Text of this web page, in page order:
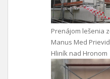
Prenájom lešenia
Manus Med
Hliník nad Hronom